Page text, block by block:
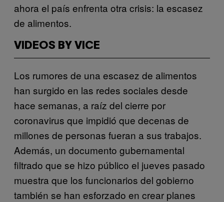
ahora el país enfrenta otra crisis: la escasez
de alimentos.
VIDEOS BY VICE
Los rumores de una escasez de alimentos
han surgido en las redes sociales desde
hace semanas, a raíz del cierre por
coronavirus que impidió que decenas de
millones de personas fueran a sus trabajos.
Además, un documento gubernamental
filtrado que se hizo público el jueves pasado
muestra que los funcionarios del gobierno
también se han esforzado en crear planes